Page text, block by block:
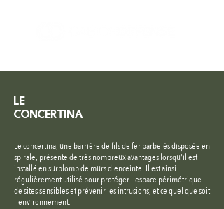
Le
concertina
Le concertina, une barrière de fils de fer barbelés disposée en
spirale, présente de très nombreux avantages lorsqu'il est
installé en surplomb de murs d'enceinte. Il est ainsi
régulièrement utilisé pour protéger l'espace périmétrique
de sites sensibles et prévenir les intrusions, et ce quel que soit
l'environnement.